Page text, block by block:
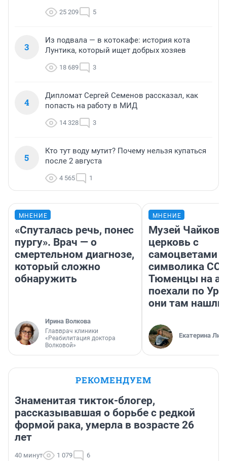
25 209 5
3
Из подвала — в котокафе: история кота
Лунтика, который ищет добрых хозяев
18 689 3
4
Дипломат Сергей Семенов рассказал, как
попасть на работу в МИД
14 328 3
5
Кто тут воду мутит? Почему нельзя купаться
после 2 августа
4 565 1
МНЕНИЕ
«Спуталась речь, понес
пургу». Врач — о
смертельном диагнозе,
который сложно
обнаружить
Ирина Волкова
Главврач клиники
«Реабилитация доктора
Волковой»
МНЕНИЕ
Музей
церковь с
самоцветами
символика
Тюменцы на
поехали по
они там нашли
Екатерина
РЕКОМЕНДУЕМ
Знаменитая тикток-блогер,
рассказывавшая о борьбе с редкой
формой рака, умерла в возрасте 26
лет
40 минут 1 079 6